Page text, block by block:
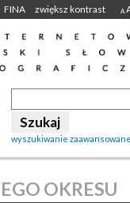
FINA zwiększ kontrast A
wyszukiwanie zaawansowane
OKRESU